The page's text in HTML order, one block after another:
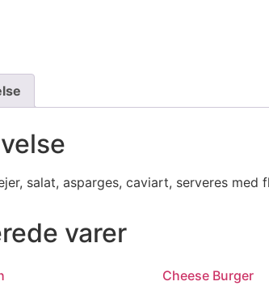
salat, asparges, caviart, serveres med
varer
Cheese Burger